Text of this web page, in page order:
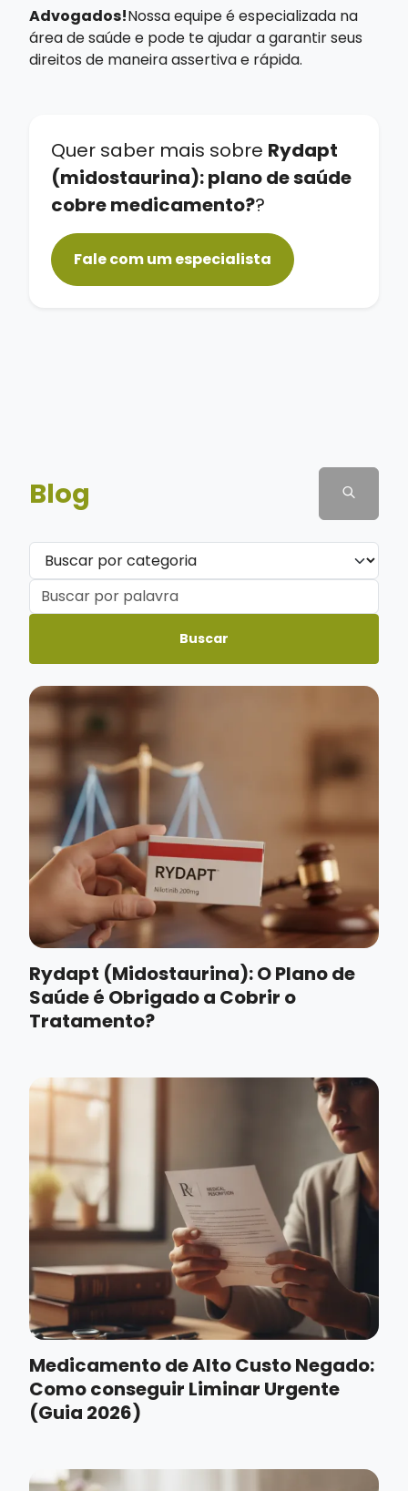
Advogados!Nossa equipe é especializada na
área de saúde e pode te ajudar a garantir seus
direitos de maneira assertiva e rápida.
Quer saber mais sobre Rydapt
(midostaurina): plano de saúde
cobre medicamento??
Fale com um especialista
Blog
Buscar
Rydapt (Midostaurina): O Plano de
Saúde é Obrigado a Cobrir o
Tratamento?
Medicamento de Alto Custo Negado:
Como conseguir Liminar Urgente
(Guia 2026)